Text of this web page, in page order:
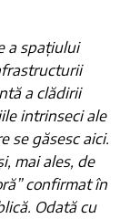
a spațiului
a clădirii
intrinseci ale
se găsesc aici.
mai ales, de
confirmat în
Odată cu